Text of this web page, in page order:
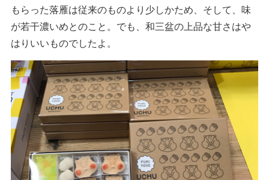
もらった落雁は従来のものより少しかため、そして、味
が若干濃いめとのこと。でも、和三盆の上品な甘さはや
はりいいものでしたよ。